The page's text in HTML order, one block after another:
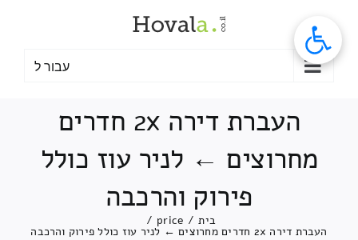
עבור ל
העברת דירה 2x חדרים
מחרוצים ← לניר עוז כולל
פירוק והרכבה
בית /
price
/
העברת דירה 2x חדרים מחרוצים ← לניר עוז כולל פירוק והרכבה